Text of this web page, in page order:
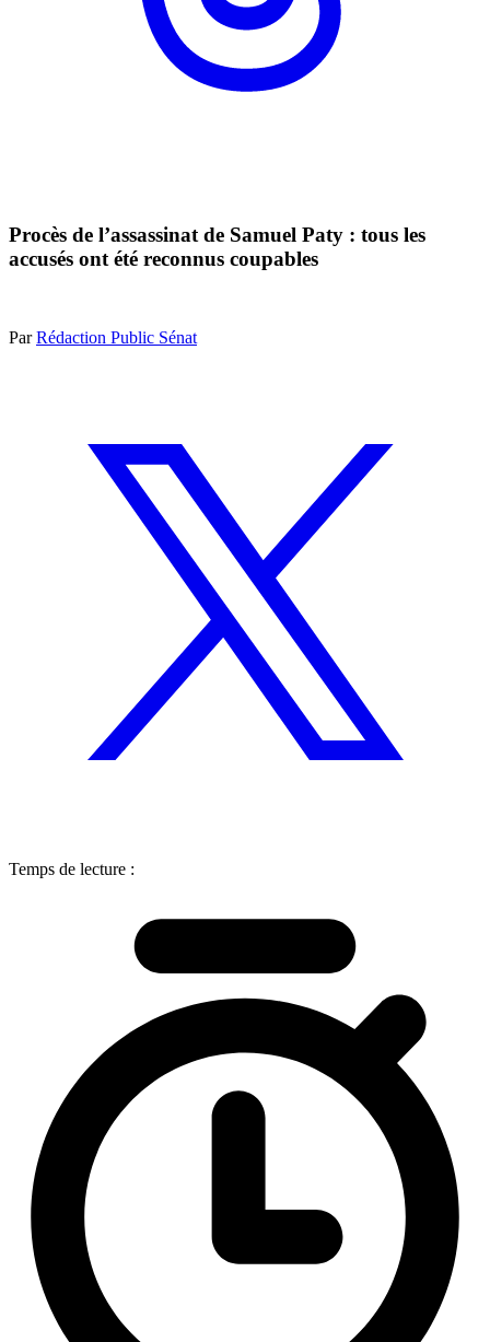
Procès de l’assassinat de Samuel Paty : tous les
accusés ont été reconnus coupables
ParRédaction Public Sénat
Temps de lecture :